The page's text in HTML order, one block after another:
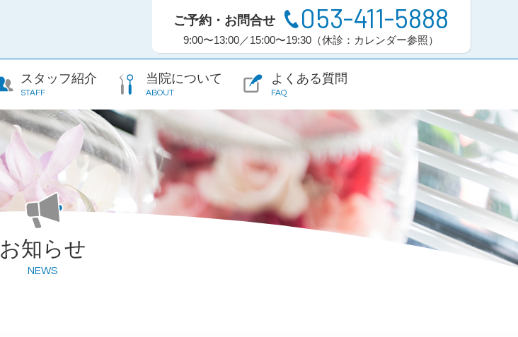
ご予約・お問合せ 053-411-5888
9:00〜13:00／15:00〜19:30（休診：カレンダー参照）
スタッフ紹介
STAFF
当院について
ABOUT
よくある質問
FAQ
お知らせ
NEWS